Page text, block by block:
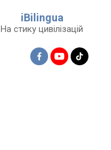
iBilingua
На стику цивілізацій